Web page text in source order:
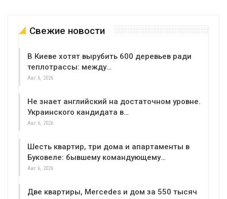
Свежие новости
В Киеве хотят вырубить 600 деревьев ради
теплотрассы: между…
Авг 6, 2026
Не знает английский на достаточном уровне.
Украинского кандидата в…
Авг 6, 2026
Шесть квартир, три дома и апартаменты в
Буковеле: бывшему командующему…
Авг 6, 2026
Две квартиры, Mercedes и дом за 550 тысяч